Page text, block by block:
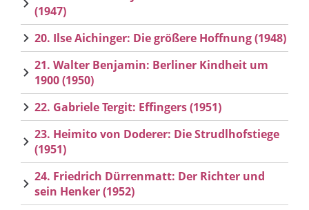
(1947)
20. Ilse Aichinger: Die größere Hoffnung (1948)
21. Walter Benjamin: Berliner Kindheit um
1900 (1950)
22. Gabriele Tergit: Effingers (1951)
23. Heimito von Doderer: Die Strudlhofstiege
(1951)
24. Friedrich Dürrenmatt: Der Richter und
sein Henker (1952)